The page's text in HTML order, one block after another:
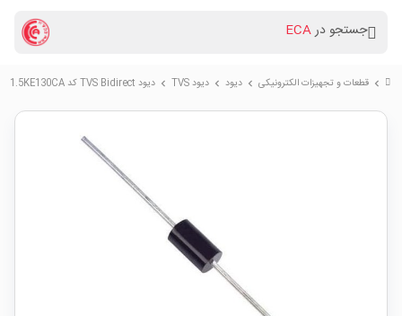
جستجو درECA
chevron_right قطعات و تجهیزات الکترونیکی chevron_right دیود chevron_right دیود TVS chevron_right دیود TVS Bidirect کد 1.5KE130CA